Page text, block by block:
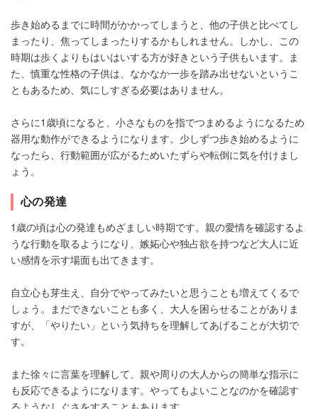
歩き始めるまでに時間がかかってしまうと、他の子供と比べてし
まったり、焦ってしまったりするかもしれません。しかし、この
時期は歩くよりもはいはいする方が好きという子供もいます。ま
た、慎重な性格の子供は、なかなか一歩を踏み出せないというこ
ともあるため、気にしすぎる必要はありません。
さらに1歳頃になると、小さなものを指でつまめるようになるため
器用な動作ができるようになります。少しずつ歩き始めるように
なったら、行動範囲が広がるためいたずらや転倒に気を付けまし
ょう。
心の発達
1歳の頃は心の発達もめざましい時期です。親の愛情を確認するよ
うな行動を取るようになり、嫉妬心や独占欲を持つなど大人に近
い感情を示す場面も出てきます。
自立心も芽生え、自分でやってみたいと思うことも増えてくるで
しょう。まだできないことも多く、大人を困らせることがありま
すが、「やりたい」という気持ちを理解してあげることが大切で
す。
また徐々に言葉を理解して、親や周りの大人からの簡単な指示に
も反応できるようになります。やってもよいことなのかを確認す